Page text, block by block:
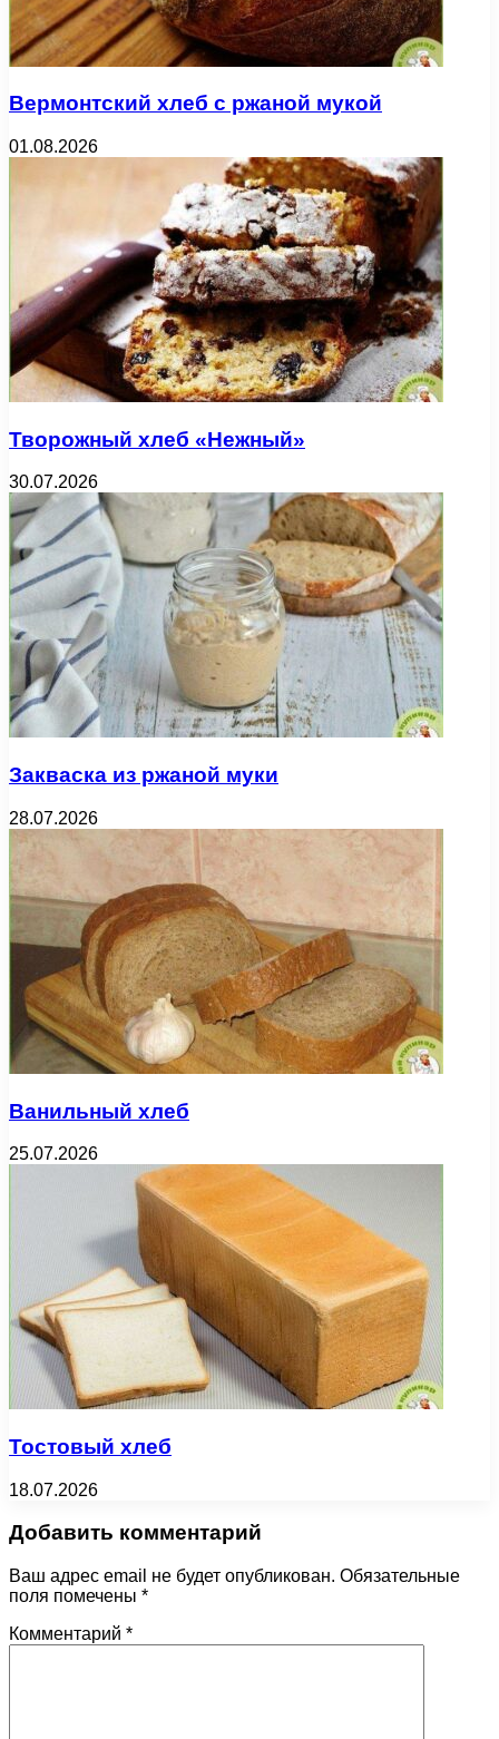
Вермонтский хлеб с ржаной мукой
01.08.2026
Творожный хлеб «Нежный»
30.07.2026
Закваска из ржаной муки
28.07.2026
Ванильный хлеб
25.07.2026
Тостовый хлеб
18.07.2026
Добавить комментарий
Ваш адрес email не будет опубликован. Обязательные
поля помечены *
Комментарий *